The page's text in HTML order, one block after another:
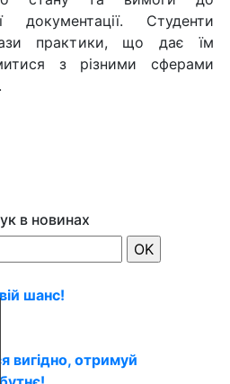
документації. Студенти
практики, що дає їм
з різними сферами
в новинах
шанс!
вигідно, отримуй